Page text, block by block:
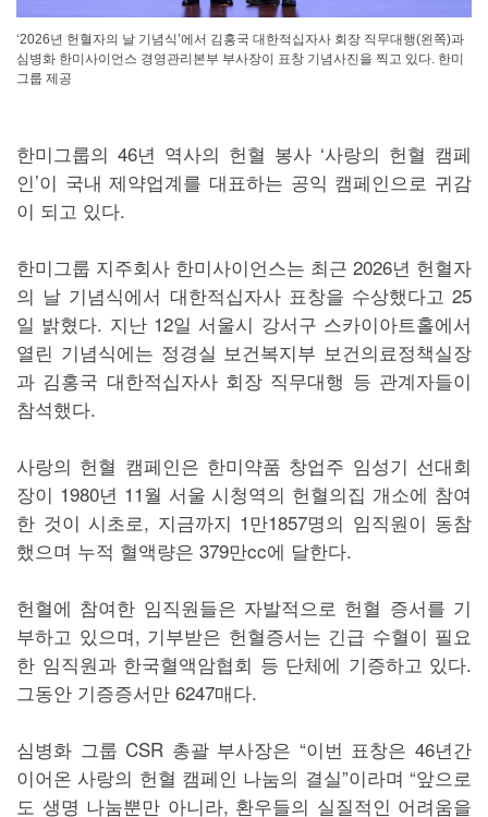
‘2026년 헌혈자의 날 기념식’에서 김홍국 대한적십자사 회장 직무대행(왼쪽)과
심병화 한미사이언스 경영관리본부 부사장이 표창 기념사진을 찍고 있다. 한미
그룹 제공
한미그룹의 46년 역사의 헌혈 봉사 ‘사랑의 헌혈 캠페
인’이 국내 제약업계를 대표하는 공익 캠페인으로 귀감
이 되고 있다.
한미그룹 지주회사 한미사이언스는 최근 2026년 헌혈자
의 날 기념식에서 대한적십자사 표창을 수상했다고 25
일 밝혔다. 지난 12일 서울시 강서구 스카이아트홀에서
열린 기념식에는 정경실 보건복지부 보건의료정책실장
과 김홍국 대한적십자사 회장 직무대행 등 관계자들이
참석했다.
사랑의 헌혈 캠페인은 한미약품 창업주 임성기 선대회
장이 1980년 11월 서울 시청역의 헌혈의집 개소에 참여
한 것이 시초로, 지금까지 1만1857명의 임직원이 동참
했으며 누적 혈액량은 379만cc에 달한다.
헌혈에 참여한 임직원들은 자발적으로 헌혈 증서를 기
부하고 있으며, 기부받은 헌혈증서는 긴급 수혈이 필요
한 임직원과 한국혈액암협회 등 단체에 기증하고 있다.
그동안 기증증서만 6247매다.
심병화 그룹 CSR 총괄 부사장은 “이번 표창은 46년간
이어온 사랑의 헌혈 캠페인 나눔의 결실”이라며 “앞으로
도 생명 나눔뿐만 아니라, 환우들의 실질적인 어려움을